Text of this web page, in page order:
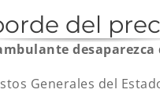
del
Generales del